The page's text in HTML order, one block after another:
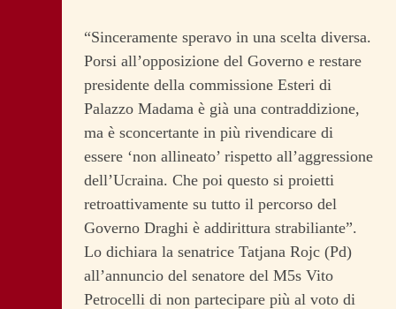
“Sinceramente speravo in una scelta diversa.
Porsi all’opposizione del Governo e restare
presidente della commissione Esteri di
Palazzo Madama è già una contraddizione,
ma è sconcertante in più rivendicare di
essere ‘non allineato’ rispetto all’aggressione
dell’Ucraina. Che poi questo si proietti
retroattivamente su tutto il percorso del
Governo Draghi è addirittura strabiliante”.
Lo dichiara la senatrice Tatjana Rojc (Pd)
all’annuncio del senatore del M5s Vito
Petrocelli di non partecipare più al voto di